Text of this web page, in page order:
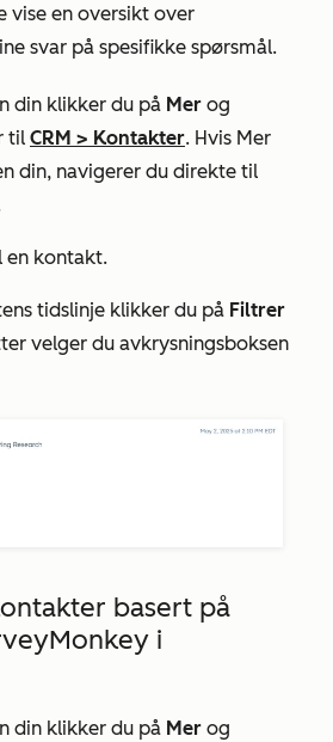
vise en oversikt over
svar på spesifikke spørsmål.
din klikker du på Mer og
til CRM > Kontakter. Hvis Mer
din, navigerer du direkte til
en kontakt.
tidslinje klikker du på Filtrer
velger du avkrysningsboksen
basert på
i
din klikker du på Mer og